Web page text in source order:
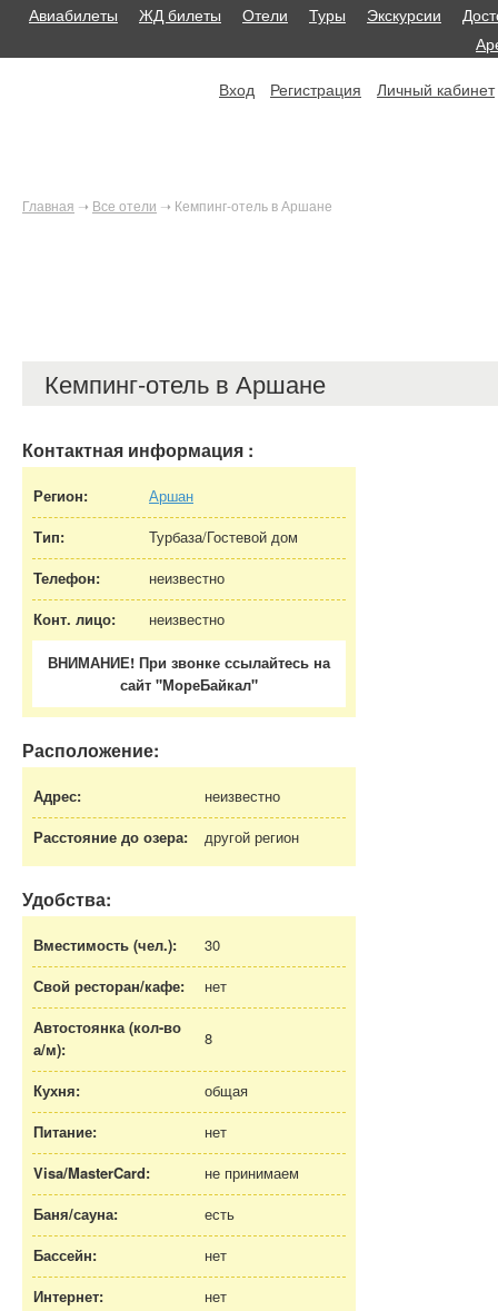
Авиабилеты ЖД билеты Отели Туры Экскурсии
Вход Регистрация Личный кабинет
Главная ➝ Все отели ➝ Кемпинг-отель в Аршане
Кемпинг-отель в Аршане
Контактная информация :
Регион:
Аршан
Тип:
Турбаза/Гостевой дом
Телефон:
неизвестно
Конт. лицо:
неизвестно
ВНИМАНИЕ! При звонке ссылайтесь на
сайт "МореБайкал"
Расположение:
Адрес:
неизвестно
Расстояние до озера:
другой регион
Удобства:
Вместимость (чел.):
30
Свой ресторан/кафе:
нет
Автостоянка (кол-во
а/м):
8
Кухня:
общая
Питание:
нет
Visa/MasterCard:
не принимаем
Баня/сауна:
есть
Бассейн:
нет
Интернет:
нет